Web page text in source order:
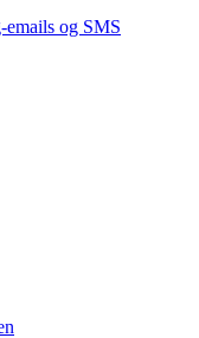
og SMS